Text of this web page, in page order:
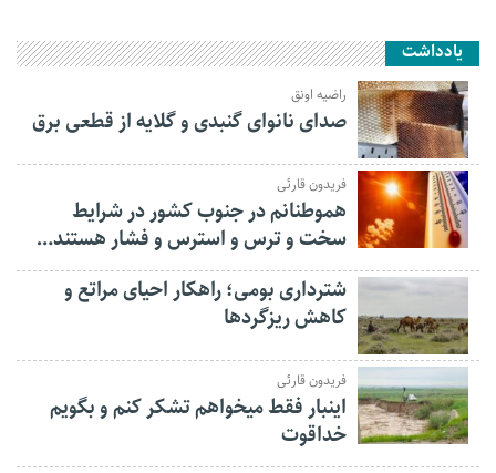
یادداشت
راضیه اونق
صدای نانوای گنبدی و گلایه از قطعی برق
فریدون قارئی
هموطنانم در جنوب کشور در شرایط
سخت و ترس و استرس و فشار هستند…
شترداری بومی؛ راهکار احیای مراتع و
کاهش ریزگردها
فریدون قارئی
اینبار فقط میخواهم تشکر کنم و بگویم
خداقوت